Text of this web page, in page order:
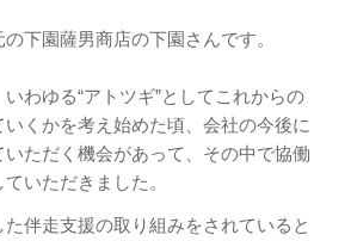
下園薩男商店の下園さんです。
わゆる“アトツギ”としてこれからの
くかを考え始めた頃、会社の今後に
ただく機会があって、その中で協働
いただきました。
た伴走支援の取り組みをされていると